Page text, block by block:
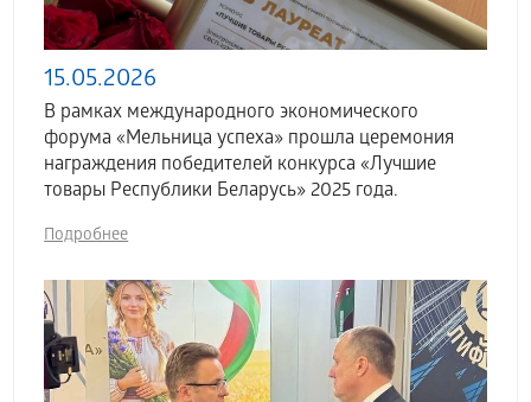
15.05.2026
В рамках международного экономического
форума «Мельница успеха» прошла церемония
награждения победителей конкурса «Лучшие
товары Республики Беларусь» 2025 года.
Подробнее